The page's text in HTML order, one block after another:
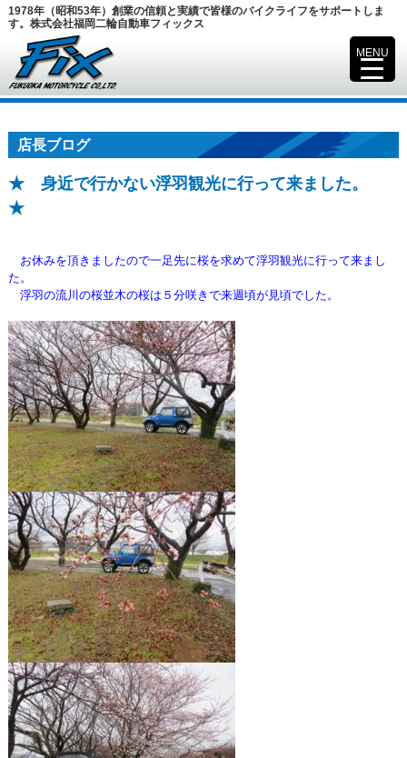
1978年（昭和53年）創業の信頼と実績で皆様のバイクライフをサポートしま
す。株式会社福岡二輪自動車フィックス
店長ブログ
★ 身近で行かない浮羽観光に行って来ました。
★
お休みを頂きましたので一足先に桜を求めて浮羽観光に行って来まし
た。
浮羽の流川の桜並木の桜は５分咲きで来週頃が見頃でした。
MENU
▼